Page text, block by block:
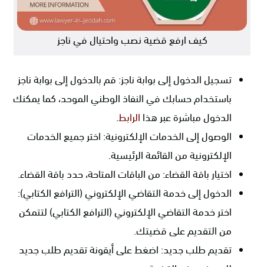
كيف ارفع قضية نصب واحتيال في ناجز
تسجيل الدخول إلى بوابة ناجز: قم بالدخول إلى بوابة ناجز
باستخدام حسابك في النفاذ الوطني الموحد، كما يمكنك
الدخول مباشرة عبر هذا الرابط.
الوصول إلى الخدمات الإلكترونية: اختر جميع الخدمات
الإلكترونية من القائمة الرئيسية.
اختيار باقة القضاء: من الباقات المتاحة، حدد باقة القضاء.
الدخول إلى خدمة التقاضي الإلكتروني (الترافع الكتابي):
اختر خدمة التقاضي الإلكتروني (الترافع الكتابي) لتتمكن
من التقديم على قضيتك.
تقديم طلب جديد: اضغط على أيقونة تقديم طلب جديد